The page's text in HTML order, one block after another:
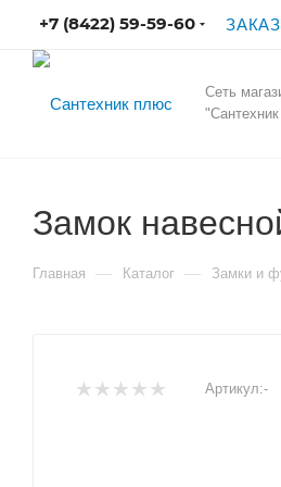
+7 (8422) 59-59-60
Сеть
Замок
Главная — Каталог — Замки и
Артикул:-